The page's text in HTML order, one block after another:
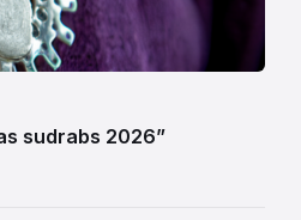
sudrabs 2026”